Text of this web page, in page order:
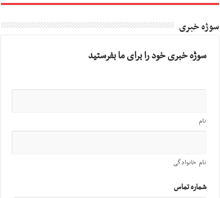
سوژه خبری
سوژه خبری خود را برای ما بفرستید
نام
نام خانوادگی
شماره تماس